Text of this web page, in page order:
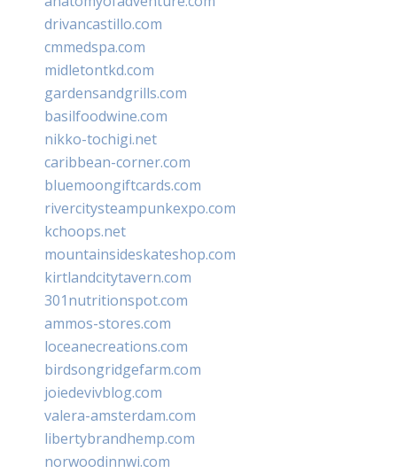
drivancastillo.com
cmmedspa.com
midletontkd.com
gardensandgrills.com
basilfoodwine.com
nikko-tochigi.net
caribbean-corner.com
bluemoongiftcards.com
rivercitysteampunkexpo.com
kchoops.net
mountainsideskateshop.com
kirtlandcitytavern.com
301nutritionspot.com
ammos-stores.com
loceanecreations.com
birdsongridgefarm.com
joiedevivblog.com
valera-amsterdam.com
libertybrandhemp.com
norwoodinnwi.com